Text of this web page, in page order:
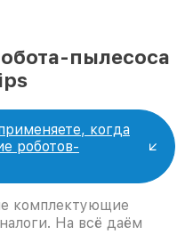
пылесоса
когда
роботов-
комплектующие
На всё даём